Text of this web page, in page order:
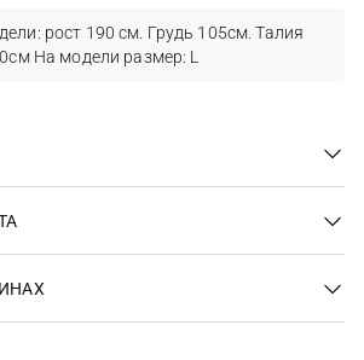
рост 190 см. Грудь 105см. Талия
На модели размер: L